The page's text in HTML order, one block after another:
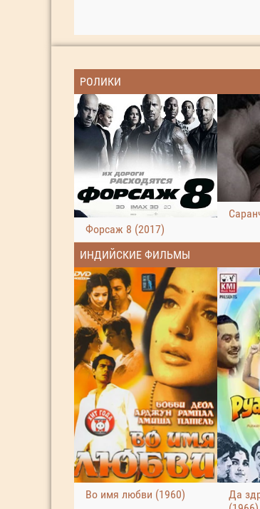
РОЛИКИ
Форсаж 8 (2017)
ИНДИЙСКИЕ ФИЛЬМЫ
Во имя любви (1960)
Да